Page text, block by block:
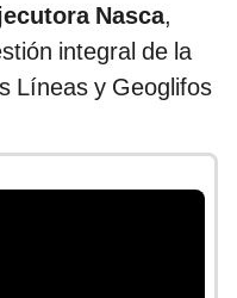
Nasca,
integral de la
Líneas y Geoglifos